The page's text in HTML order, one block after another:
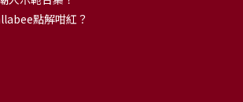
點解咁紅？